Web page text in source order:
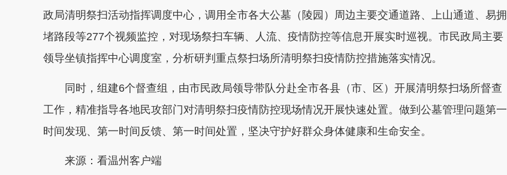
政局清明祭扫活动指挥调度中心，调用全市各大公墓（陵园）周边主要交通道路、上山通道、易拥
堵路段等277个视频监控，对现场祭扫车辆、人流、疫情防控等信息开展实时巡视。市民政局主要
领导坐镇指挥中心调度室，分析研判重点祭扫场所清明祭扫疫情防控措施落实情况。
同时，组建6个督查组，由市民政局领导带队分赴全市各县（市、区）开展清明祭扫场所督查
工作，精准指导各地民攻部门对清明祭扫疫情防控现场情况开展快速处置。做到公墓管理问题第一
时间发现、第一时间反馈、第一时间处置，坚决守护好群众身体健康和生命安全。
来源：看温州客户端